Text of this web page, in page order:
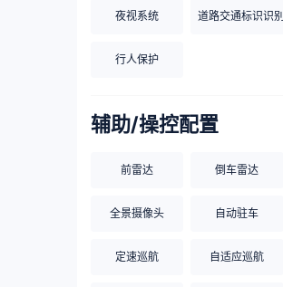
夜视系统 道路交通标识识别
行人保护
辅助/操控配置
前雷达 倒车雷达
全景摄像头 自动驻车
定速巡航 自适应巡航